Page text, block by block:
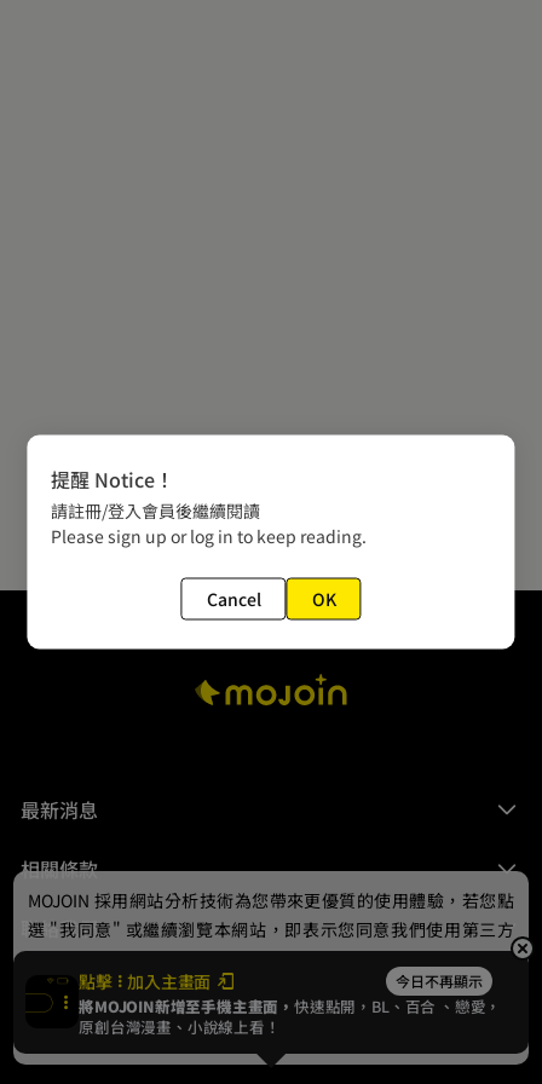
最新消息
相關條款
聯絡我們
© 2024 gamania Digital Entertainment Co., Ltd.
點擊 加入主畫面 今日不再顯示
將MOJOIN新增至手機主畫面，快速點開，BL、 百合 、戀愛，
原創台灣漫畫、小說線上看！
MOJOIN 採用網站分析技術為您帶來更優質的使用體驗，若您點
選 "我同意" 或繼續瀏覽本網站，即表示您同意我們使用第三方
Cookie，欲瞭解更多資訊請見隱私權政策。
我同意
提醒 Notice！
請註冊/登入會員後繼續閱讀
Please sign up or log in to keep reading.
Cancel OK